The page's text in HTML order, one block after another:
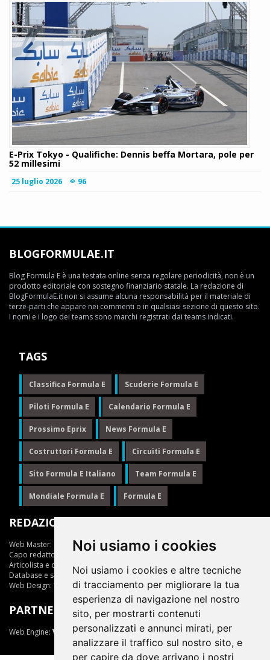
Noi usiamo i cookies
Noi usiamo i cookies e altre tecniche
di tracciamento per migliorare la tua
esperienza di navigazione nel nostro
sito, per mostrarti contenuti
personalizzati e annunci mirati, per
analizzare il traffico sul nostro sito, e
per capire da dove arrivano i nostri
E-Prix Tokyo - Qualifiche: Dennis beffa Mortara, pole per
52 millesimi
25 luglio 2026 96
BLOGFORMULAE.IT
Blog Formula E è una testata online senza regolare periodicità, non è un
prodotto editoriale con sostegno finanziario statale. La redazione di
BlogFormulaE.it non si assume alcuna responsabilità per il materiale di
terze-parti che appare nei commenti o in qualsiasi sezione di questo sito.
I nomi e i logo dei teams sono marchi registrati dai teams indicati.
TAGS
Classifica Formula E Scuderie Formula E
Piloti Formula E Calendario Formula E
Prossimo Eprix News Formula E
Costruttori Formula E Circuiti Formula E
Sito Formula E Italiano Team Formula E
Mondiale Formula E Formula E
REDAZIONE
Web Master:
Ing.Daniele Muscarella
Capo redattore:
Giuseppe Cianci
Articolista e opinionista:
Giuseppe Cianci
Database e statistiche: Marcella Toschi
Web Design: Vittorio Arena
PARTNER
Web Engine: ViDa 3.0